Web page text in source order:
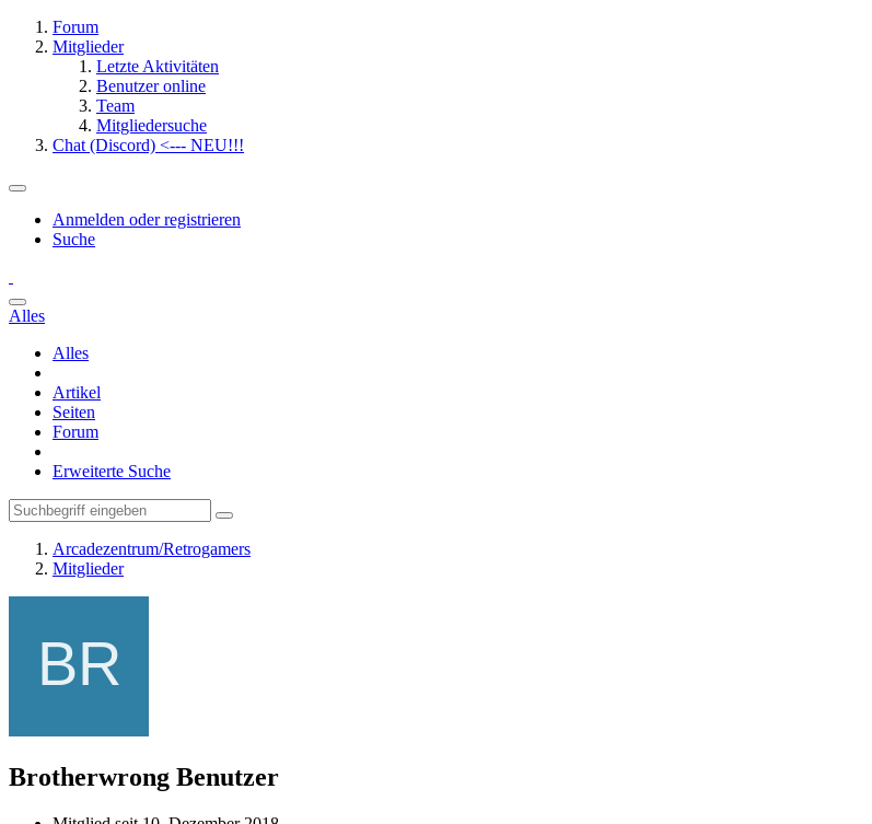
Forum
Mitglieder
Letzte Aktivitäten
Benutzer online
Team
Mitgliedersuche
Chat (Discord) <--- NEU!!!
Anmelden oder registrieren
Suche
Alles
Alles
Artikel
Seiten
Forum
Erweiterte Suche
Arcadezentrum/Retrogamers
Mitglieder
Brotherwrong Benutzer